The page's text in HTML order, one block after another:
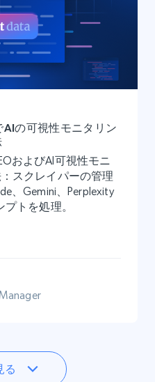
の可視性モニタリン
およびAI可視性モニ
スクレイパーの管理
、Gemini、Perplexity
トを処理。
る